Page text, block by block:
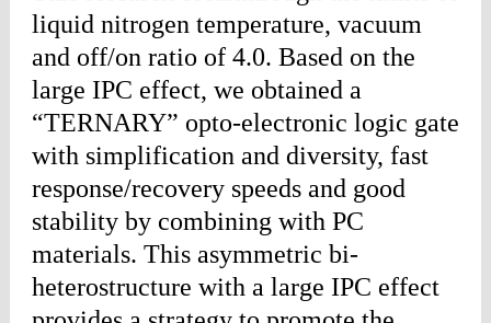
liquid nitrogen temperature, vacuum
and off/on ratio of 4.0. Based on the
large IPC effect, we obtained a
“TERNARY” opto-electronic logic gate
with simplification and diversity, fast
response/recovery speeds and good
stability by combining with PC
materials. This asymmetric bi-
heterostructure with a large IPC effect